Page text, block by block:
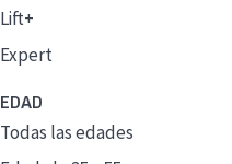
Lift+
Expert
EDAD
Todas las edades